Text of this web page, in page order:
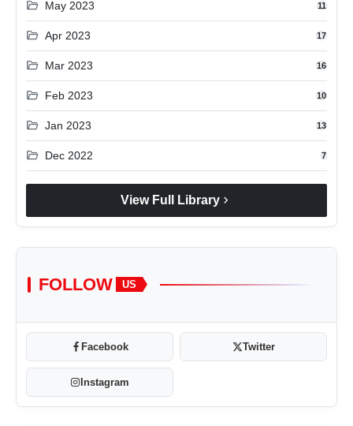
folder_open May 2023 11
folder_open Apr 2023 17
folder_open Mar 2023 16
folder_open Feb 2023 10
folder_open Jan 2023 13
folder_open Dec 2022 7
View Full Library chevron_right
FOLLOW US
Facebook Twitter
Instagram